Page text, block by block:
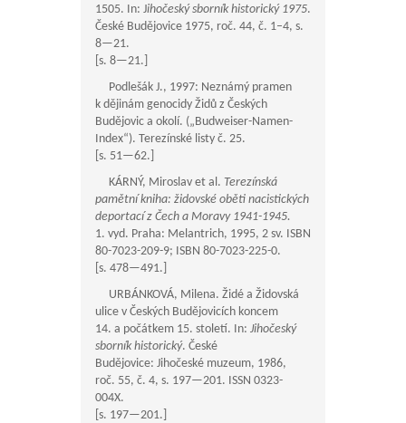
1505. In: Jihočeský sborník historický 1975.
České Budějovice 1975, roč. 44, č. 1–4, s.
8—21.
[s. 8—21.]
Podlešák J., 1997: Neznámý pramen
k dějinám genocidy Židů z Českých
Budějovic a okolí. („Budweiser-Namen-
Index“). Terezínské listy č. 25.
[s. 51—62.]
KÁRNÝ, Miroslav et al. Terezínská
pamětní kniha: židovské oběti nacistických
deportací z Čech a Moravy 1941-1945.
1. vyd. Praha: Melantrich, 1995, 2 sv. ISBN
80-7023-209-9; ISBN 80-7023-225-0.
[s. 478—491.]
URBÁNKOVÁ, Milena. Židé a Židovská
ulice v Českých Budějovicích koncem
14. a počátkem 15. století. In: Jihočeský
sborník historický. České
Budějovice: Jihočeské muzeum, 1986,
roč. 55, č. 4, s. 197—201. ISSN 0323-
004X.
[s. 197—201.]